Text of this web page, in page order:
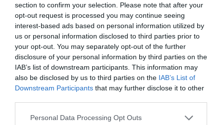
section to confirm your selection. Please note that after your
opt-out request is processed you may continue seeing
interest-based ads based on personal information utilized by
us or personal information disclosed to third parties prior to
your opt-out. You may separately opt-out of the further
disclosure of your personal information by third parties on the
IAB’s list of downstream participants. This information may
also be disclosed by us to third parties on the IAB’s List of
Downstream Participants that may further disclose it to other
Personal Data Processing Opt Outs